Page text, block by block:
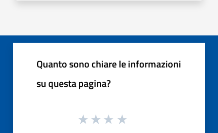
Quanto sono chiare le informazioni
su questa pagina?